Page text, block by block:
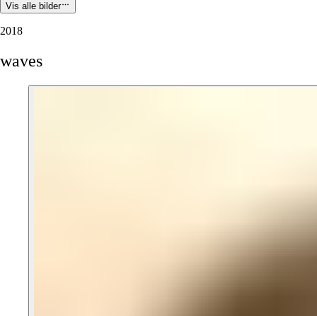
Vis alle bilder
2018
waves